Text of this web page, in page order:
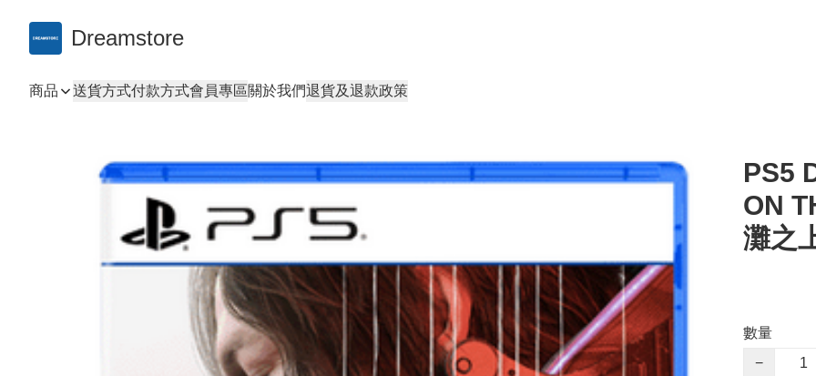
Dreamstore
商品 送貨方式付款方式會員專區關於我們退貨及退款政策
PS5
ON
灘之
數量
−